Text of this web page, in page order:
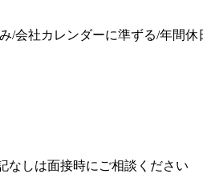
/会社カレンダーに準ずる/年間休
なしは面接時にご相談ください